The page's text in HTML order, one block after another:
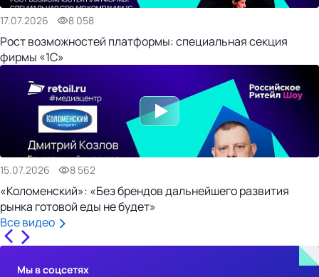
17.07.2026 8 058
Рост возможностей платформы: специальная секция
фирмы «1С»
15.07.2026 8 562
«Коломенский»: «Без брендов дальнейшего развития
рынка готовой еды не будет»
Все видео
Мы в соцсетях